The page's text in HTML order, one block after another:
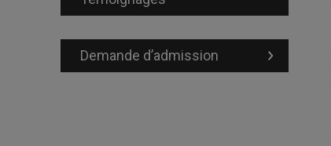
Demande d’admission